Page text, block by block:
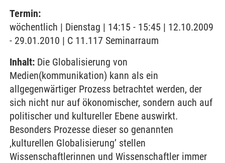
Termin:
wöchentlich | Dienstag | 14:15 - 15:45 | 12.10.2009
- 29.01.2010 | C 11.117 Seminarraum
Inhalt: Die Globalisierung von
Medien(kommunikation) kann als ein
allgegenwärtiger Prozess betrachtet werden, der
sich nicht nur auf ökonomischer, sondern auch auf
politischer und kultureller Ebene auswirkt.
Besonders Prozesse dieser so genannten
‚kulturellen Globalisierung’ stellen
Wissenschaftlerinnen und Wissenschaftler immer